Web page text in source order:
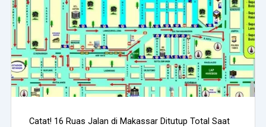
Catat! 16 Ruas Jalan di Makassar Ditutup Total Saat